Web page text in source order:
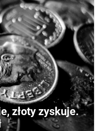
złoty zyskuje.